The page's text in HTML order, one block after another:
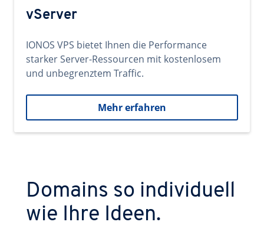
vServer
IONOS VPS bietet Ihnen die Performance
starker Server-Ressourcen mit kostenlosem
und unbegrenztem Traffic.
Mehr erfahren
Domains so individuell
wie Ihre Ideen.